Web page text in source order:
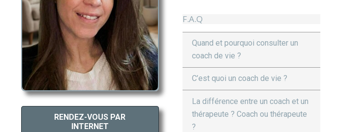
RENDEZ-VOUS PAR
INTERNET
F.A.Q
Quand et pourquoi consulter un
coach de vie ?
C’est quoi un coach de vie ?
La différence entre un coach et un
thérapeute ? Coach ou thérapeute
?